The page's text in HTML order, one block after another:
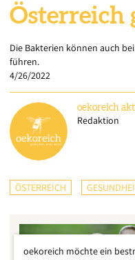
Österreich
Die Bakterien können auch
führen.
4/26/2022
oekoreich
Redaktion
ÖSTERREICH
oekoreich möchte ein